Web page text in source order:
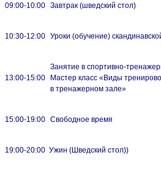
09:00-10:00 Завтрак (шведский стол)
10:30-12:00 Уроки (обучение)
13:00-15:00
Занятие в спортивно-
Мастер класс «Виды
в тренажерном зале»
15:00-19:00 Свободное время
19:00-20:00 Ужин (Шведский стол))